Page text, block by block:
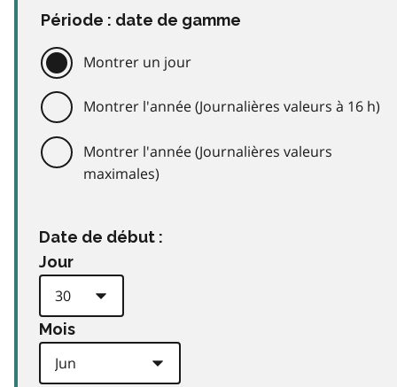
Période : date de gamme
Montrer un jour
Montrer l'année (Journalières valeurs à 16 h)
Montrer l'année (Journalières valeurs
maximales)
Date de début :
Jour
Mois